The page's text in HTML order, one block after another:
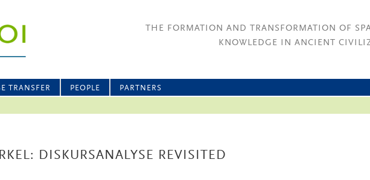
THE FORMATION AND TRANSFORMATION OF
KNOWLEDGE IN ANCIENT
TRANSFER PEOPLE PARTNERS
DISKURSANALYSE REVISITED